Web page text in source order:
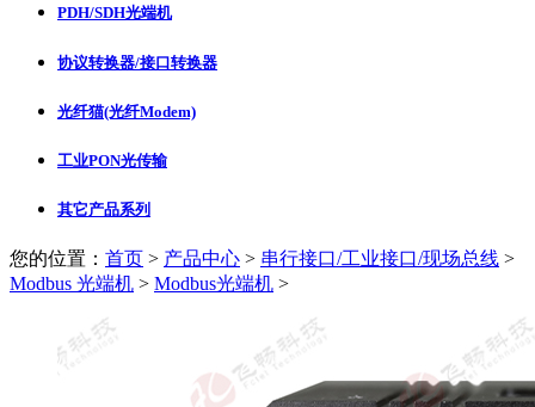
PDH/SDH光端机
协议转换器/接口转换器
光纤猫(光纤Modem)
工业PON光传输
其它产品系列
您的位置： 首页 > 产品中心 > 串行接口/工业接口/现场总线 >
Modbus 光端机 > Modbus光端机 >